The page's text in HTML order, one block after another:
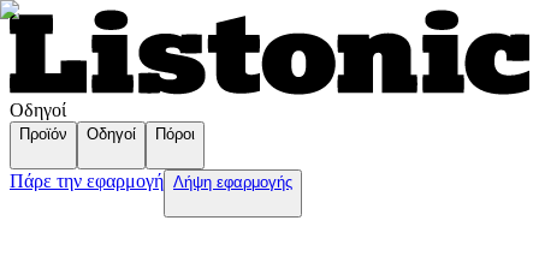
Οδηγοί
Προϊόν Οδηγοί Πόροι
Πάρε την εφαρμογή Λήψη εφαρμογής